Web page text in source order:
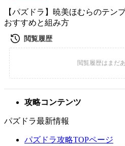
【パズドラ】暁美ほむらのテン
おすすめと組み方
攻略コンテンツ
パズドラ最新情報
パズドラ攻略TOPページ